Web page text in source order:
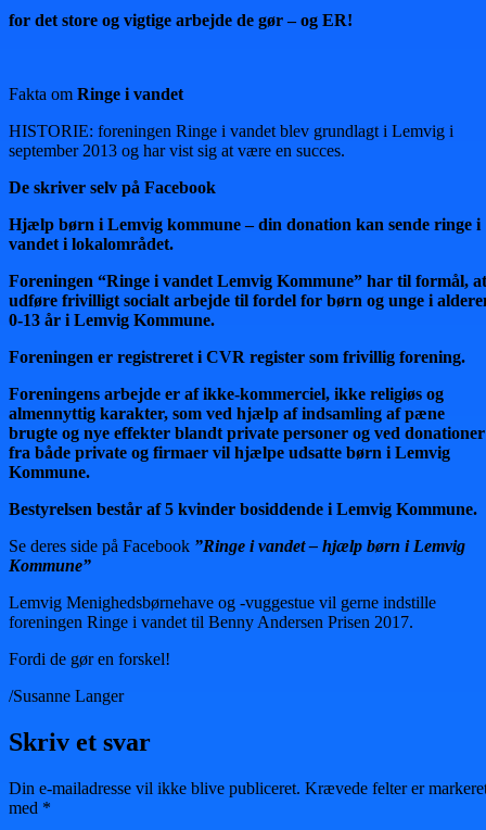
for det store og vigtige arbejde de gør – og ER!
Fakta om Ringe i vandet
HISTORIE: foreningen Ringe i vandet blev grundlagt i Lemvig i
september 2013 og har vist sig at være en succes.
De skriver selv på Facebook
Hjælp børn i Lemvig kommune – din donation kan sende ringe i
vandet i lokalområdet.
Foreningen “Ringe i vandet Lemvig Kommune” har til formål, at
udføre frivilligt socialt arbejde til fordel for børn og unge i
0-13 år i Lemvig Kommune.
Foreningen er registreret i CVR register som frivillig forening.
Foreningens arbejde er af ikke-kommerciel, ikke religiøs og
almennyttig karakter, som ved hjælp af indsamling af pæne
brugte og nye effekter blandt private personer og ved donationer
fra både private og firmaer vil hjælpe udsatte børn i Lemvig
Kommune.
Bestyrelsen består af 5 kvinder bosiddende i Lemvig Kommune.
Se deres side på Facebook ”Ringe i vandet – hjælp børn i Lemvig
Kommune”
Lemvig Menighedsbørnehave og -vuggestue vil gerne indstille
foreningen Ringe i vandet til Benny Andersen Prisen 2017.
Fordi de gør en forskel!
/Susanne Langer
Skriv et svar
Din e-mailadresse vil ikke blive publiceret. Krævede felter er
med *